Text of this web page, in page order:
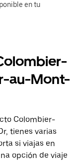
en tu
au-Mont-
Colombier-
tienes varias
si viajas en
opción de viaje